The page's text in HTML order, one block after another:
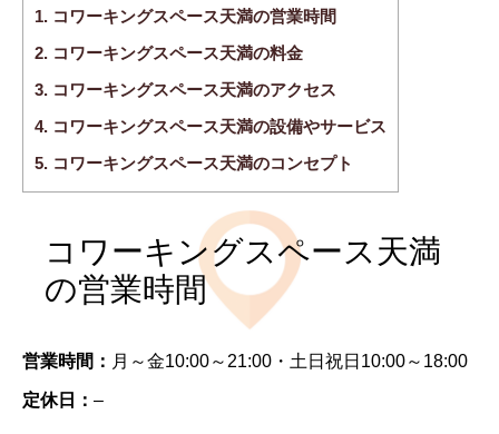
1. コワーキングスペース天満の営業時間
2. コワーキングスペース天満の料金
3. コワーキングスペース天満のアクセス
4. コワーキングスペース天満の設備やサービス
5. コワーキングスペース天満のコンセプト
コワーキングスペース天満
の営業時間
営業時間： 月～金10:00～21:00・土日祝日10:00～18:00
定休日： –